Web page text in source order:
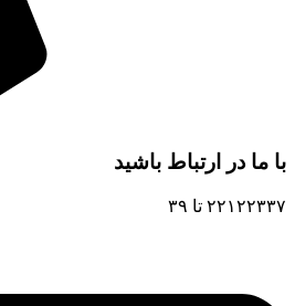
با ما در ارتباط باشید
۲۲۱۲۲۳۳۷ تا ۳۹